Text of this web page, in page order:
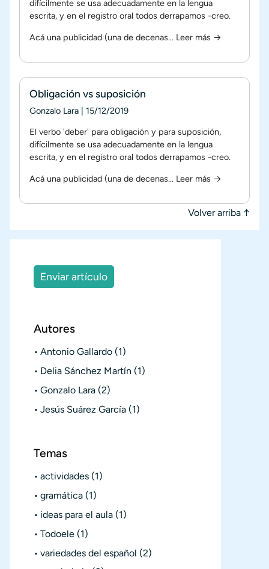
difícilmente se usa adecuadamente en la lengua
escrita, y en el registro oral todos derrapamos -creo.
Acá una publicidad (una de decenas... Leer más →
Obligación vs suposición
Gonzalo Lara | 15/12/2019
El verbo 'deber' para obligación y para suposición,
difícilmente se usa adecuadamente en la lengua
escrita, y en el registro oral todos derrapamos -creo.
Acá una publicidad (una de decenas... Leer más →
Volver arriba ↑
Enviar artículo
Autores
Antonio Gallardo (1)
Delia Sánchez Martín (1)
Gonzalo Lara (2)
Jesús Suárez García (1)
Temas
actividades (1)
gramática (1)
ideas para el aula (1)
Todoele (1)
variedades del español (2)